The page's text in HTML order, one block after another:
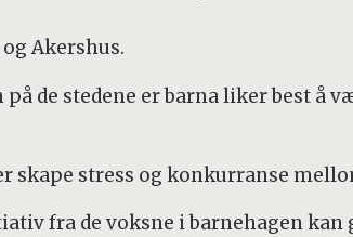
Akershus.
de stedene er barna liker best å
skape stress og konkurranse
fra de voksne i barnehagen